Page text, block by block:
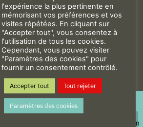
Mentions Légales
Politique de confidentialité
GOËLO
| Be New - Agence de communication
Paimpol Agglomération
11 rue de la Trinité
22200 GUINGAMP
02 96 40 23 82
CONTACT
l'expérience la plus pertinente en
mémorisant vos préférences et vos
visites répétées. En cliquant sur
"Accepter tout", vous consentez à
l'utilisation de tous les cookies.
Cependant, vous pouvez visiter
"Paramètres des cookies" pour
fournir un consentement contrôlé.
Accepter tout Tout rejeter
Paramètres des cookies